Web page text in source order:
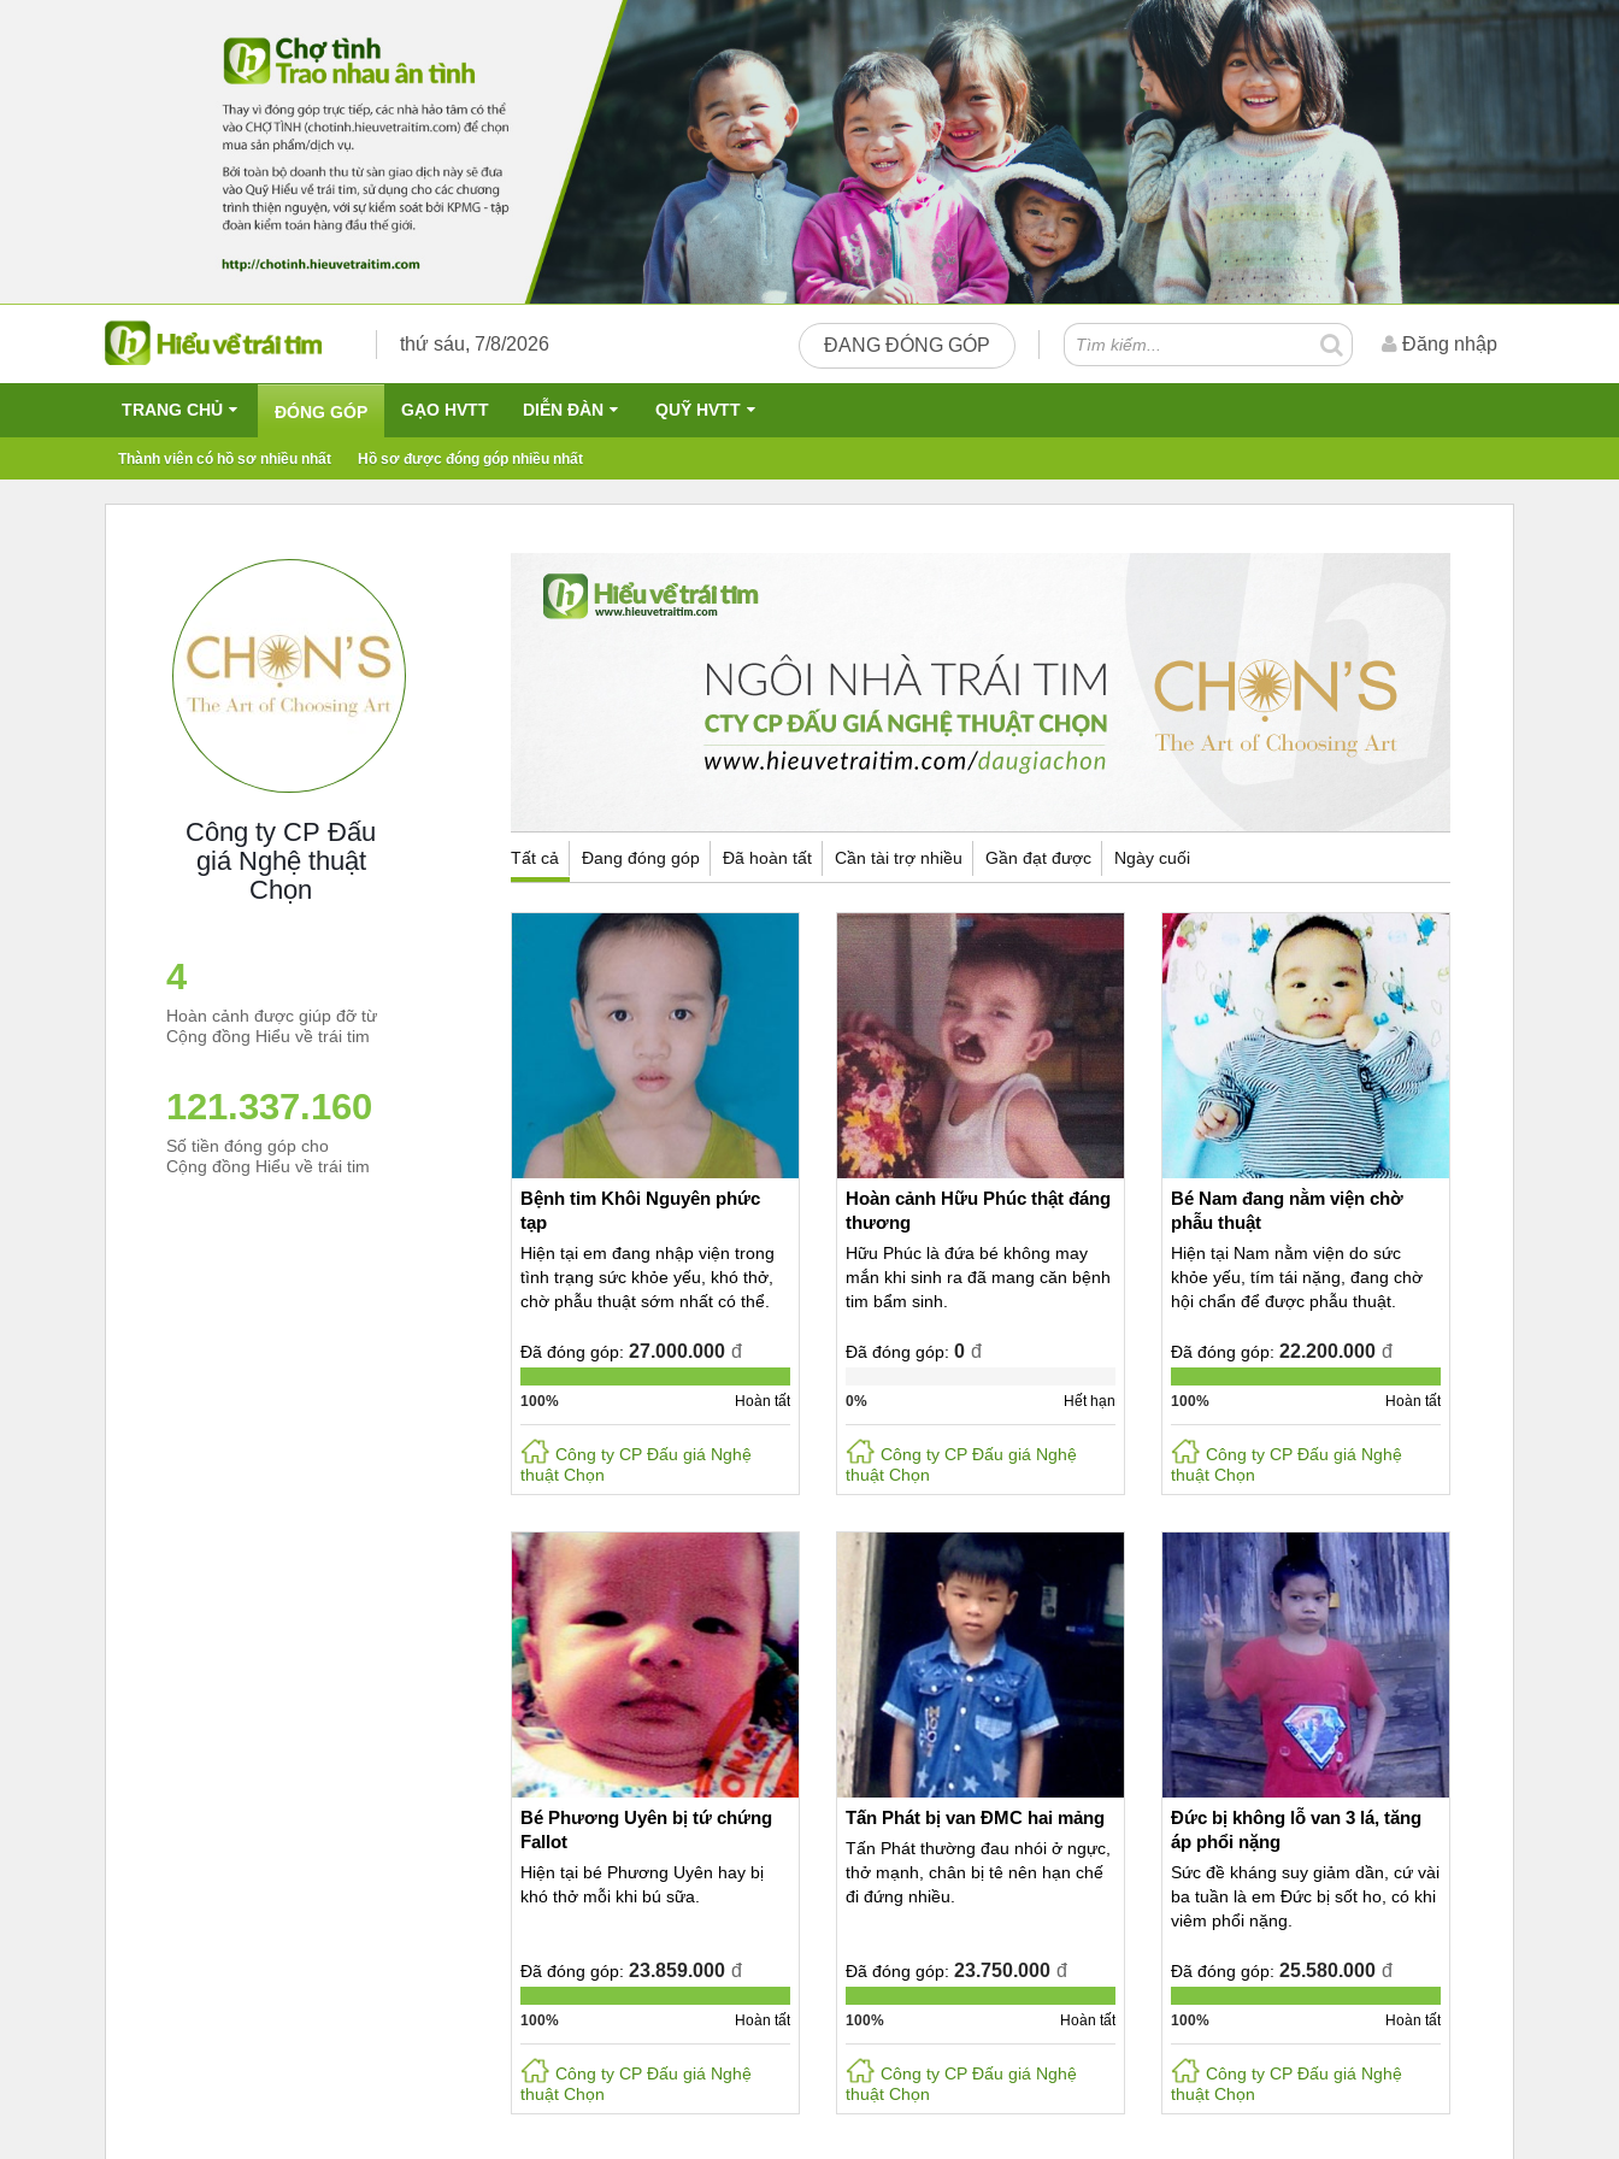
thứ sáu, 7/8/2026 ĐANG ĐÓNG GÓP Đăng nhập
TRANG CHỦ ĐÓNG GÓP
Thành viên có hồ sơ nhiều nhất Hồ sơ được đóng góp nhiều nhất
GẠO HVTT DIỄN ĐÀN QUỸ HVTT
Công ty CP Đấu
giá Nghệ thuật
Chọn
5
Hoàn cảnh được giúp đỡ từ
Cộng đồng Hiểu về trái tim
121.800.000
Số tiền đóng góp cho
Cộng đồng Hiểu về trái tim
Tất cả Đang đóng góp Đã hoàn tất Cần tài trợ nhiều Gần đạt được Ngày cuối
Bệnh tim Khôi Nguyên phức
tạp
Hiện tại em đang nhập viện trong
tình trạng sức khỏe yếu, khó thở,
chờ phẫu thuật sớm nhất có thể.
Đã đóng góp: 27.000.000 đ
100% Hoàn tất
Công ty CP Đấu giá Nghệ
thuật Chọn
Hoàn cảnh Hữu Phúc thật đáng
thương
Hữu Phúc là đứa bé không may
mắn khi sinh ra đã mang căn bệnh
tim bẩm sinh.
Đã đóng góp: 0 đ
0% Hết hạn
Công ty CP Đấu giá Nghệ
thuật Chọn
Bé Nam đang nằm viện chờ
phẫu thuật
Hiện tại Nam nằm viện do sức
khỏe yếu, tím tái nặng, đang chờ
hội chẩn để được phẫu thuật.
Đã đóng góp: 22.200.000 đ
100% Hoàn tất
Công ty CP Đấu giá Nghệ
thuật Chọn
Bé Phương Uyên bị tứ chứng
Fallot
Hiện tại bé Phương Uyên hay bị
khó thở mỗi khi bú sữa.
Đã đóng góp: 23.859.000 đ
100% Hoàn tất
Công ty CP Đấu giá Nghệ
thuật Chọn
Tấn Phát bị van ĐMC hai mảng
Tấn Phát thường đau nhói ở ngực,
thở mạnh, chân bị tê nên hạn chế
đi đứng nhiều.
Đã đóng góp: 23.750.000 đ
100% Hoàn tất
Công ty CP Đấu giá Nghệ
thuật Chọn
Đức bị không lỗ van 3 lá, tăng
áp phổi nặng
Sức đề kháng suy giảm dần, cứ vài
ba tuần là em Đức bị sốt ho, có khi
viêm phổi nặng.
Đã đóng góp: 25.580.000 đ
100% Hoàn tất
Công ty CP Đấu giá Nghệ
thuật Chọn